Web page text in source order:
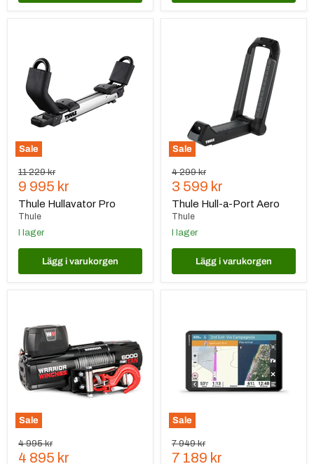
Sale
Ursprungspris
11 229 kr
Nuvarande
pris
9 995 kr
Thule Hullavator Pro
Thule
I lager
Lägg i varukorgen
Sale
Ursprungspris
4 299 kr
Nuvarande
pris
3 599 kr
Thule Hull-a-Port Aero
Thule
I lager
Lägg i varukorgen
Sale
Titan
6000lb
Vinsch
12V
-
Stålvajer
Ursprungspris
4 995 kr
Nuvarande
4 895 kr
Sale
Ursprungspris
7 949 kr
Nuvarande
7 189 kr